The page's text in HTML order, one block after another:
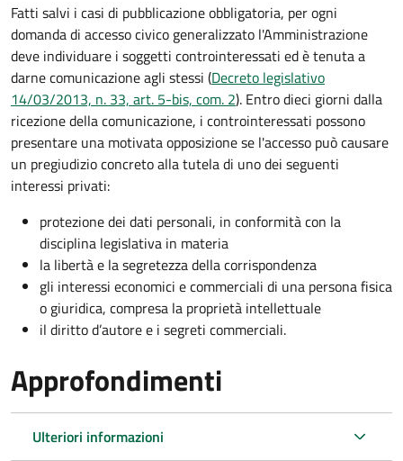
Fatti salvi i casi di pubblicazione obbligatoria, per ogni
domanda di accesso civico generalizzato l'Amministrazione
deve individuare i soggetti controinteressati ed è tenuta a
darne comunicazione agli stessi (Decreto legislativo
14/03/2013, n. 33, art. 5-bis, com. 2). Entro dieci giorni dalla
ricezione della comunicazione, i controinteressati possono
presentare una motivata opposizione se l'accesso può causare
un pregiudizio concreto alla tutela di uno dei seguenti
interessi privati:
protezione dei dati personali, in conformità con la
disciplina legislativa in materia
la libertà e la segretezza della corrispondenza
gli interessi economici e commerciali di una persona fisica
o giuridica, compresa la proprietà intellettuale
il diritto d’autore e i segreti commerciali.
Approfondimenti
Ulteriori informazioni